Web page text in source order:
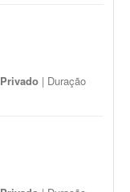
Privado | Duração